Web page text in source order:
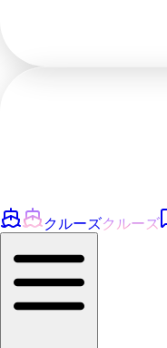
クルーズクルーズ